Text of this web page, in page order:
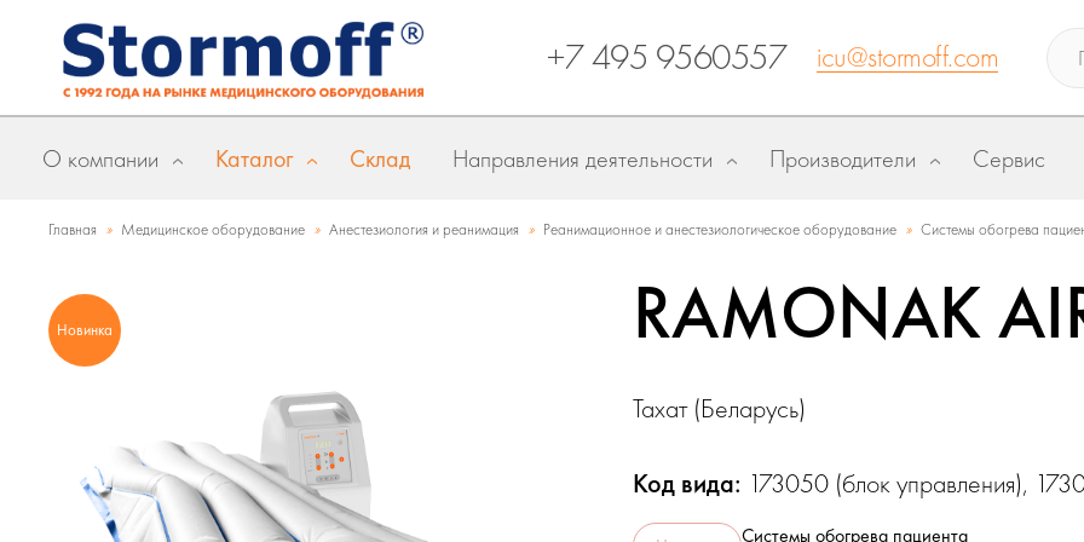
+7 495 9560557 icu@stormoff.com
О компании Каталог Склад Направления деятельности Производители Сервис
Главная » Медицинское оборудование » Анестезиология и реанимация » Реанимационное и анестезиологическое оборудование » Системы обогрева
Новинка RAMONAK
Тахат (Беларусь)
Код вида: 173050 (блок управления),
Системы обогрева пациента